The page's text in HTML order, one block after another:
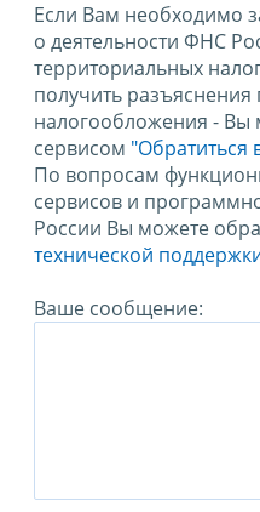
Если Вам необходимо
о деятельности ФНС
территориальных
получить
налогообложения - Вы
сервисом "Обратиться
По вопросам
сервисов и
России Вы можете
технической
Ваше сообщение: